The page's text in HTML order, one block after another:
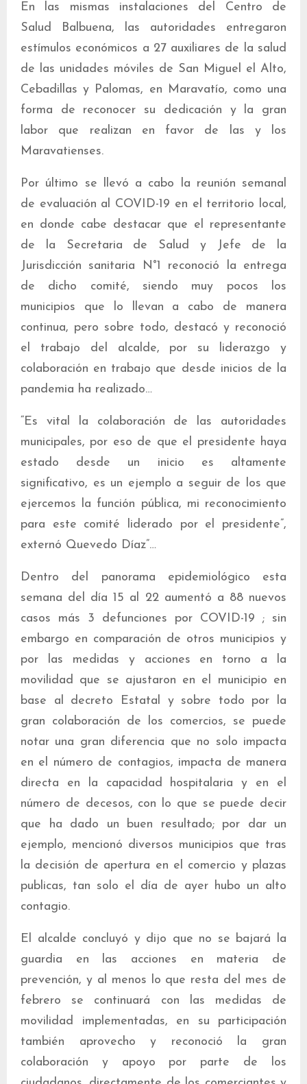
En las mismas instalaciones del Centro de
Salud Balbuena, las autoridades entregaron
estímulos económicos a 27 auxiliares de la salud
de las unidades móviles de San Miguel el Alto,
Cebadillas y Palomas, en Maravatío, como una
forma de reconocer su dedicación y la gran
labor que realizan en favor de las y los
Maravatienses.
Por último se llevó a cabo la reunión semanal
de evaluación al COVID-19 en el territorio local,
en donde cabe destacar que el representante
de la Secretaria de Salud y Jefe de la
Jurisdicción sanitaria N°1 reconoció la entrega
de dicho comité, siendo muy pocos los
municipios que lo llevan a cabo de manera
continua, pero sobre todo, destacó y reconoció
el trabajo del alcalde, por su liderazgo y
colaboración en trabajo que desde inicios de la
pandemia ha realizado…
“Es vital la colaboración de las autoridades
municipales, por eso de que el presidente haya
estado desde un inicio es altamente
significativo, es un ejemplo a seguir de los que
ejercemos la función pública, mi reconocimiento
para este comité liderado por el presidente”,
externó Quevedo Díaz”…
Dentro del panorama epidemiológico esta
semana del día 15 al 22 aumentó a 88 nuevos
casos más 3 defunciones por COVID-19 ; sin
embargo en comparación de otros municipios y
por las medidas y acciones en torno a la
movilidad que se ajustaron en el municipio en
base al decreto Estatal y sobre todo por la
gran colaboración de los comercios, se puede
notar una gran diferencia que no solo impacta
en el número de contagios, impacta de manera
directa en la capacidad hospitalaria y en el
número de decesos, con lo que se puede decir
que ha dado un buen resultado; por dar un
ejemplo, mencionó diversos municipios que tras
la decisión de apertura en el comercio y plazas
publicas, tan solo el día de ayer hubo un alto
contagio.
El alcalde concluyó y dijo que no se bajará la
guardia en las acciones en materia de
prevención, y al menos lo que resta del mes de
febrero se continuará con las medidas de
movilidad implementadas, en su participación
también aprovecho y reconoció la gran
colaboración y apoyo por parte de los